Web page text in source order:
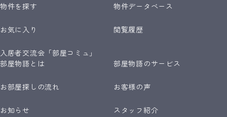
物件を探す 物件データベース
お気に入り 閲覧履歴
入居者交流会「部屋コミュ」
部屋物語とは
部屋物語のサービス
お部屋探しの流れ お客様の声
お知らせ スタッフ紹介